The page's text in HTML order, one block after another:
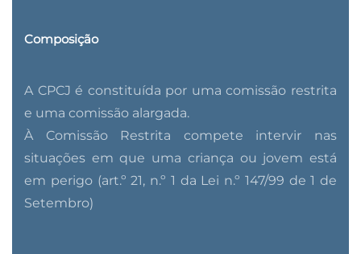
Composição
A CPCJ é constituída por uma comissão restrita
e uma comissão alargada.
À Comissão Restrita compete intervir nas
situações em que uma criança ou jovem está
em perigo (art.º 21, n.º 1 da Lei n.º 147/99 de 1 de
Setembro)